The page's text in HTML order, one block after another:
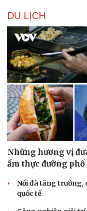
DU LỊCH
Những hương vị
ẩm thực đường
Nối đà tăng trưởng,
quốc tế